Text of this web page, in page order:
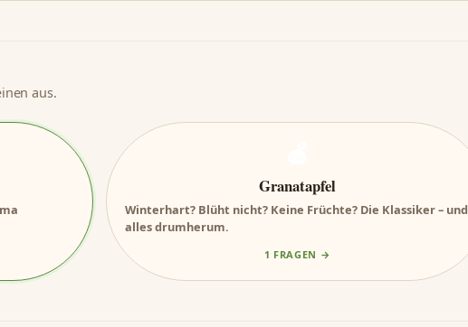
aus.
Granatapfel
Winterhart? Blüht nicht? Keine Früchte? Die Klassiker – und
alles drumherum.
1 FRAGEN →